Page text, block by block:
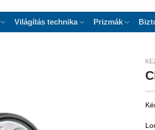
Világítás technika Prizmák